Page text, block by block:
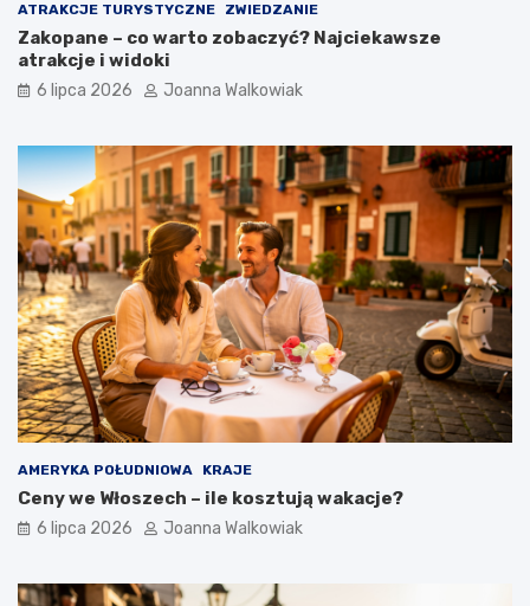
ATRAKCJE TURYSTYCZNE ZWIEDZANIE
Zakopane – co warto zobaczyć? Najciekawsze
atrakcje i widoki
6 lipca 2026 Joanna Walkowiak
AMERYKA POŁUDNIOWA KRAJE
Ceny we Włoszech – ile kosztują wakacje?
6 lipca 2026 Joanna Walkowiak